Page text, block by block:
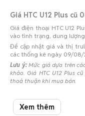
Giá HTC U12 Plus cũ
Giá điện thoại HTC U12
vào tình trạng, dung lượng
Để cập nhật giá và thị
các thống kê ngày 09/
Lưu ý:Mức giá dựa trên
khảo. Giá HTC U12 Plus
thoả thuận khi mua bán.
Mua bán HTC U12 Plus
Chợ Tốt có 1 tin đăng bán,
Xem thêm